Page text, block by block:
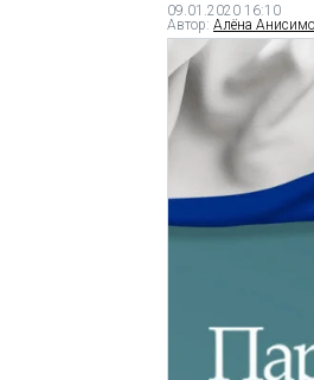
09.01.2020 16:10
Автор: Алёна